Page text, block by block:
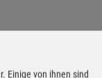
Einige von ihnen sind